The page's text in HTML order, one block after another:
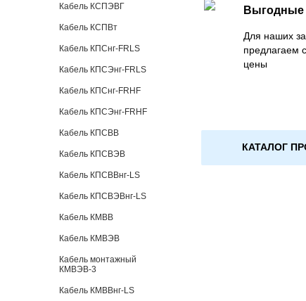
Кабель КСПЭВГ
Кабель КСПВт
Кабель КПСнг-FRLS
Кабель КПСЭнг-FRLS
Кабель КПСнг-FRHF
Кабель КПСЭнг-FRHF
Кабель КПСВВ
Кабель КПСВЭВ
Кабель КПСВВнг-LS
Кабель КПСВЭВнг-LS
Кабель КМВВ
Кабель КМВЭВ
Кабель монтажный
КМВЭВ-3
Кабель КМВВнг-LS
Для наших
предлагаем
цены
КАТАЛОГ